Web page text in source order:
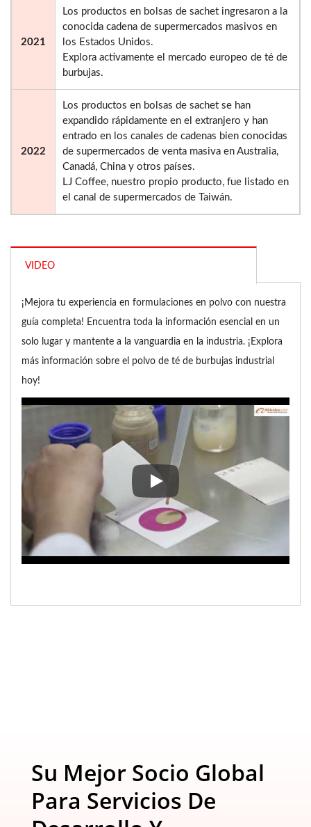
2021
Los productos en bolsas de sachet ingresaron a la
conocida cadena de supermercados masivos en
los Estados Unidos.
Explora activamente el mercado europeo de té de
burbujas.
2022
Los productos en bolsas de sachet se han
expandido rápidamente en el extranjero y han
entrado en los canales de cadenas bien conocidas
de supermercados de venta masiva en Australia,
Canadá, China y otros países.
LJ Coffee, nuestro propio producto, fue listado en
el canal de supermercados de Taiwán.
VIDEO
¡Mejora tu experiencia en formulaciones en polvo con nuestra
guía completa! Encuentra toda la información esencial en un
solo lugar y mantente a la vanguardia en la industria. ¡Explora
más información sobre el polvo de té de burbujas industrial
hoy!
¡Mejora tu experiencia en
Su Mejor Socio Global
Para Servicios De